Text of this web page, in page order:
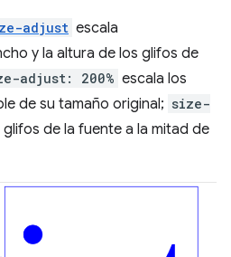
adjust escala
y la altura de los glifos de
adjust: 200% escala los
de su tamaño original; size-
glifos de la fuente a la mitad de